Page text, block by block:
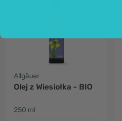
Allgäuer
Olej z Wiesiołka - BIO
250 ml